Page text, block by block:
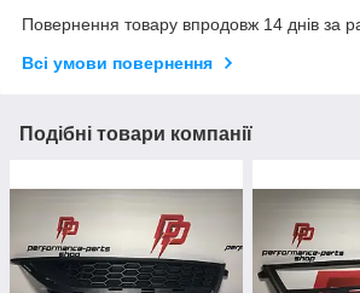
Повернення товару впродовж 14 днів за
Всі умови повернення
Подібні товари компанії